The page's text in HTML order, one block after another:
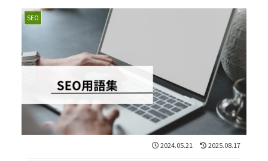
SEO
2024.05.21 2025.08.17